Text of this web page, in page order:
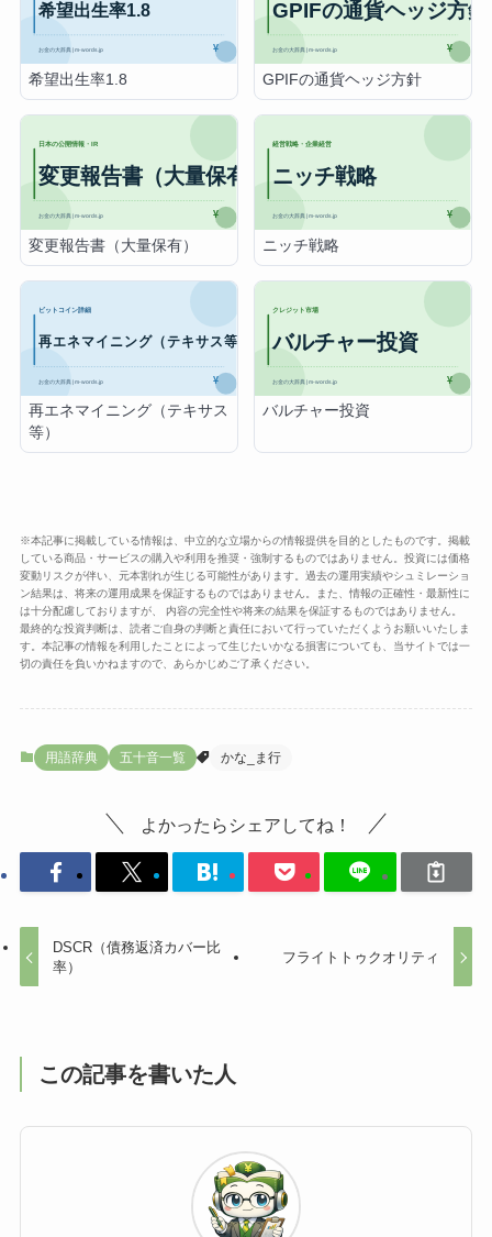
希望出生率1.8 GPIFの通貨ヘッジ方針
変更報告書（大量保有） ニッチ戦略
再エネマイニング（テキサス
等）
バルチャー投資
※本記事に掲載している情報は、中立的な立場からの情報提供を目的としたものです。掲載
している商品・サービスの購入や利用を推奨・強制するものではありません。投資には価格
変動リスクが伴い、元本割れが生じる可能性があります。過去の運用実績やシュミレーショ
ン結果は、将来の運用成果を保証するものではありません。また、情報の正確性・最新性に
は十分配慮しておりますが、 内容の完全性や将来の結果を保証するものではありません。
最終的な投資判断は、読者ご自身の判断と責任において行っていただくようお願いいたしま
す。本記事の情報を利用したことによって生じたいかなる損害についても、当サイトでは一
切の責任を負いかねますので、あらかじめご了承ください。
用語辞典 五十音一覧 かな_ま行
よかったらシェアしてね！
DSCR（債務返済カバー比
率）
フライトトゥクオリティ
この記事を書いた人